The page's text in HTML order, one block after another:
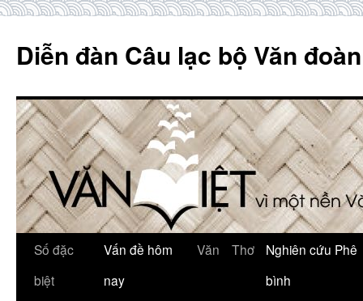
content
Diễn đàn Câu lạc bộ Văn
Số đặc
biệt
Vấn đề hôm
nay
Văn Thơ
Nghiên cứu Phê
bình